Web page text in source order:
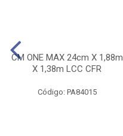
CM ONE MAX 24cm X 1,88m
X 1,38m LCC CFR
Código: PA84015